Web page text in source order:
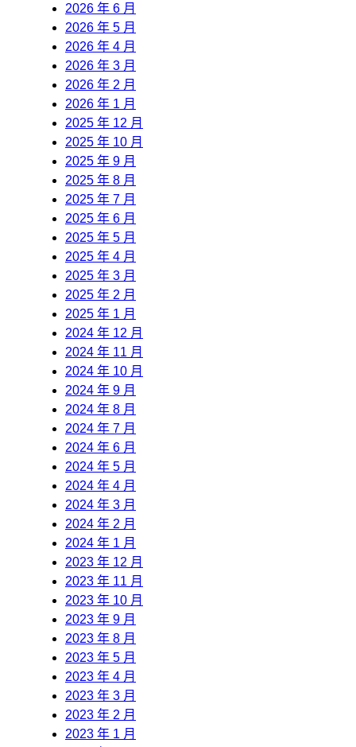
2026 年 6 月
2026 年 5 月
2026 年 4 月
2026 年 3 月
2026 年 2 月
2026 年 1 月
2025 年 12 月
2025 年 10 月
2025 年 9 月
2025 年 8 月
2025 年 7 月
2025 年 6 月
2025 年 5 月
2025 年 4 月
2025 年 3 月
2025 年 2 月
2025 年 1 月
2024 年 12 月
2024 年 11 月
2024 年 10 月
2024 年 9 月
2024 年 8 月
2024 年 7 月
2024 年 6 月
2024 年 5 月
2024 年 4 月
2024 年 3 月
2024 年 2 月
2024 年 1 月
2023 年 12 月
2023 年 11 月
2023 年 10 月
2023 年 9 月
2023 年 8 月
2023 年 5 月
2023 年 4 月
2023 年 3 月
2023 年 2 月
2023 年 1 月